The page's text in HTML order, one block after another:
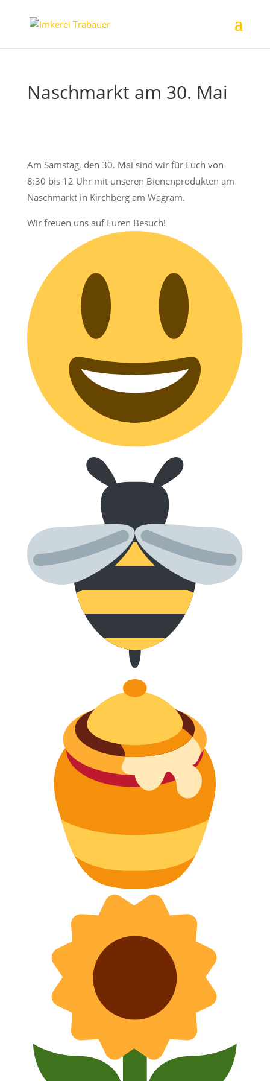
Naschmarkt am 30. Mai
Am Samstag, den 30. Mai sind wir für Euch von
8:30 bis 12 Uhr mit unseren Bienenprodukten am
Naschmarkt in Kirchberg am Wagram.
Wir freuen uns auf Euren Besuch!